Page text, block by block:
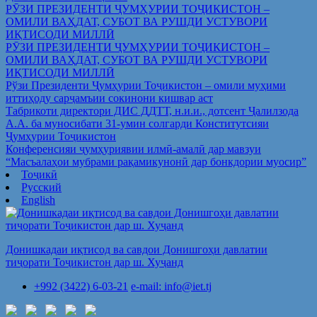
РӮЗИ ПРЕЗИДЕНТИ ҶУМҲУРИИ ТОҶИКИСТОН –
ОМИЛИ ВАҲДАТ, СУБОТ ВА РУШДИ УСТУВОРИ
ИҚТИСОДИ МИЛЛӢ
РӮЗИ ПРЕЗИДЕНТИ ҶУМҲУРИИ ТОҶИКИСТОН –
ОМИЛИ ВАҲДАТ, СУБОТ ВА РУШДИ УСТУВОРИ
ИҚТИСОДИ МИЛЛӢ
Рўзи Президенти Ҷумҳурии Тоҷикистон – омили муҳими
иттиҳоду сарҷамъии сокинони кишвар аст
Табрикоти директори ДИС ДДТТ, н.и.и., дотсент Ҷалилзода
А.А. ба муносибати 31-умин солгарди Конститутсияи
Ҷумҳурии Тоҷикистон
Конференсияи ҷумҳуриявии илмӣ-амалӣ дар мавзуи
“Масъалаҳои мубрами рақамикунонӣ дар бонкдории муосир”
Тоҷикӣ
Русский
English
Донишкадаи иқтисод ва савдои Донишгоҳи давлатии
тиҷорати Тоҷикистон дар ш. Хуҷанд
+992 (3422) 6-03-21 e-mail: info@iet.tj